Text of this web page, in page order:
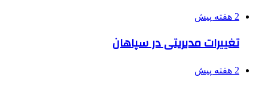
2 هفته پیش
تغییرات مدیریتی در سپاهان
2 هفته پیش